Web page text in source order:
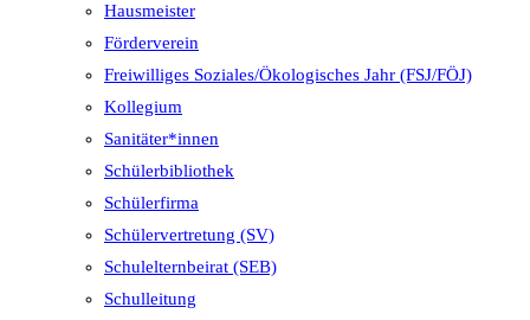
Hausmeister
Förderverein
Freiwilliges Soziales/Ökologisches Jahr (FSJ/FÖJ)
Kollegium
Sanitäter*innen
Schülerbibliothek
Schülerfirma
Schülervertretung (SV)
Schulelternbeirat (SEB)
Schulleitung